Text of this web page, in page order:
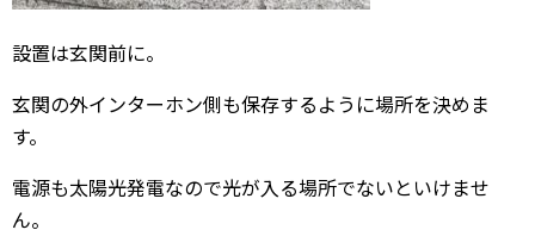
設置は玄関前に。
玄関の外インターホン側も保存するように場所を決めま
す。
電源も太陽光発電なので光が入る場所でないといけませ
ん。